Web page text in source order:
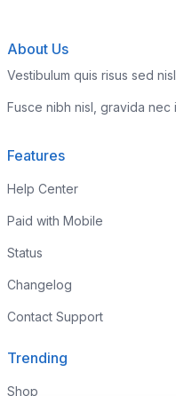
About Us
Vestibulum quis risus sed
Fusce nibh nisl, gravida nec
Features
Help Center
Paid with Mobile
Status
Changelog
Contact Support
Trending
Shop